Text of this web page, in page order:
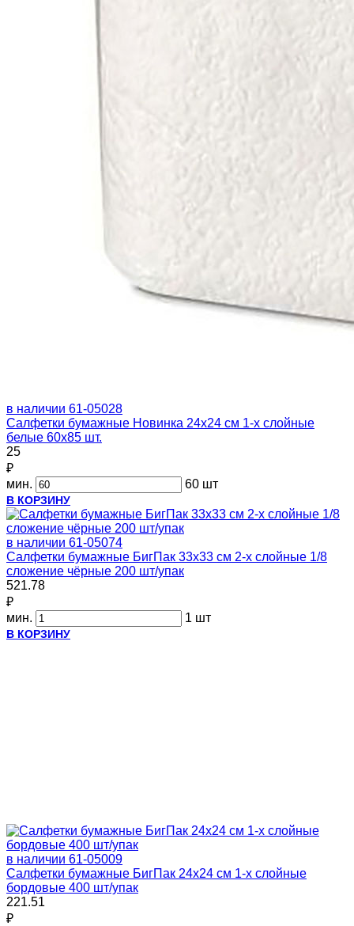
в наличии 61-05028
Салфетки бумажные Новинка 24х24 см 1-х слойные
белые 60х85 шт.
25
₽
мин.
60 шт
В КОРЗИНУ
в наличии 61-05074
Салфетки бумажные БигПак 33х33 см 2-х слойные 1/8
сложение чёрные 200 шт/упак
521.78
₽
мин.
1 шт
В КОРЗИНУ
в наличии 61-05009
Салфетки бумажные БигПак 24х24 см 1-х слойные
бордовые 400 шт/упак
221.51
₽